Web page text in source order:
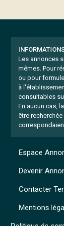
Les annonces
mêmes. Pour
ou pour
à
consultables
En aucun cas,
être
Mentions
Espace
Devenir
Contacter